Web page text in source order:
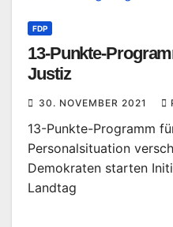
FDP
13-Punkte-
Justiz
30. NOVEMBER 2021
13-Punkte-Programm
Personalsituation
Demokraten starten
Landtag